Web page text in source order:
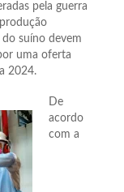
pela guerra
suíno devem
uma oferta
2024.
De
acordo
com a